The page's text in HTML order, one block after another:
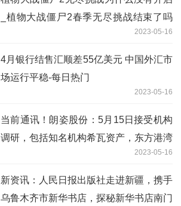
_植物大战僵尸2春季无尽挑战结束了吗
2023-05-16
4月银行结售汇顺差55亿美元 中国外汇市
场运行平稳-每日热门
2023-05-16
当前通讯！朗姿股份：5月15日接受机构
调研，包括知名机构希瓦资产，东方港湾
2023-05-16
新资讯：人民日报出版社走进新疆，携手
乌鲁木齐市新华书店，探秘新华书店南门